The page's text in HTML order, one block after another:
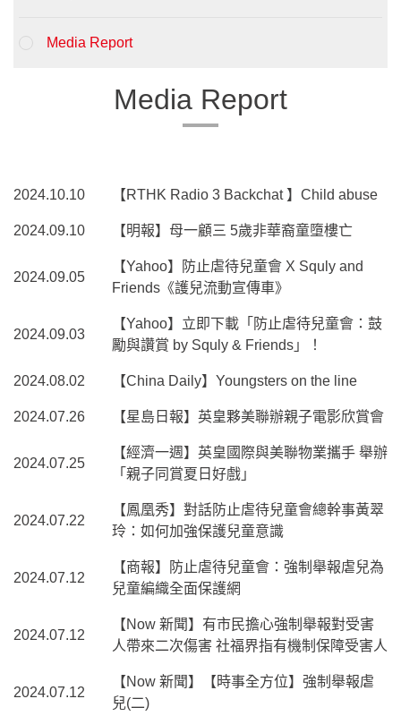
Media Report
Media Report
2024.10.10 【RTHK Radio 3 Backchat 】Child abuse
2024.09.10 【明報】母一顧三 5歲非華裔童墮樓亡
2024.09.05
【Yahoo】防止虐待兒童會 X Squly and
Friends《護兒流動宣傳車》
2024.09.03
【Yahoo】立即下載「防止虐待兒童會：鼓
勵與讚賞 by Squly & Friends」！
2024.08.02 【China Daily】Youngsters on the line
2024.07.26 【星島日報】英皇夥美聯辦親子電影欣賞會
2024.07.25
【經濟一週】英皇國際與美聯物業攜手 舉辦
「親子同賞夏日好戲」
2024.07.22
【鳳凰秀】對話防止虐待兒童會總幹事黃翠
玲：如何加強保護兒童意識
2024.07.12
【商報】防止虐待兒童會：強制舉報虐兒為
兒童編織全面保護網
2024.07.12
【Now 新聞】有市民擔心強制舉報對受害
人帶來二次傷害 社福界指有機制保障受害人
2024.07.12
【Now 新聞】【時事全方位】強制舉報虐
兒(二)